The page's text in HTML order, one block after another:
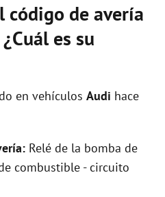
código de avería
es su
en vehículos Audi hace
Relé de la bomba de
combustible - circuito